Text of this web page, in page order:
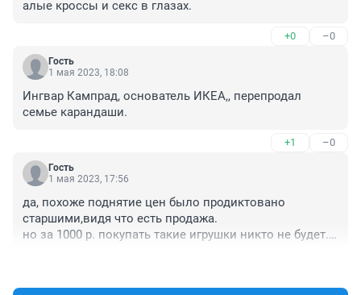
алые кроссы и секс в глазах.
+0 –0
Гость
1 мая 2023, 18:08
Ингвар Кампрад, основатель ИКЕА,, перепродал
семье карандаши.
+1 –0
Гость
1 мая 2023, 17:56
да, похоже поднятие цен было продиктовано
старшими,видя что есть продажа.
но за 1000 р. покупать такие игрушки никто не будет.